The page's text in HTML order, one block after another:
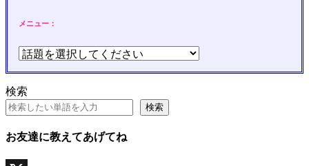
メニュー：
検索
検索
お友達に教えてあげてね